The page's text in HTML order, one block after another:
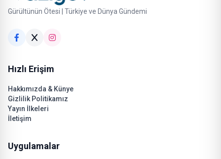
Gürültünün Ötesi | Türkiye ve Dünya Gündemi
Hızlı Erişim
Hakkımızda & Künye
Gizlilik Politikamız
Yayın İlkeleri
İletişim
Uygulamalar